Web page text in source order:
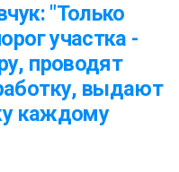
"Только
участка -
проводят
выдают
каждому